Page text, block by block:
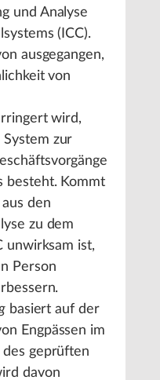
und Analyse
(ICC).
ausgegangen,
von
wird,
zur
besteht. Kommt
den
zu dem
unwirksam ist,
Person
basiert auf der
Engpässen im
des geprüften
davon